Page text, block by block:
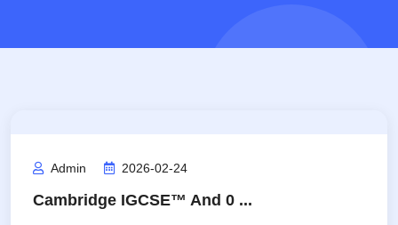
Admin 2026-02-24
Cambridge IGCSE™ And 0 ...